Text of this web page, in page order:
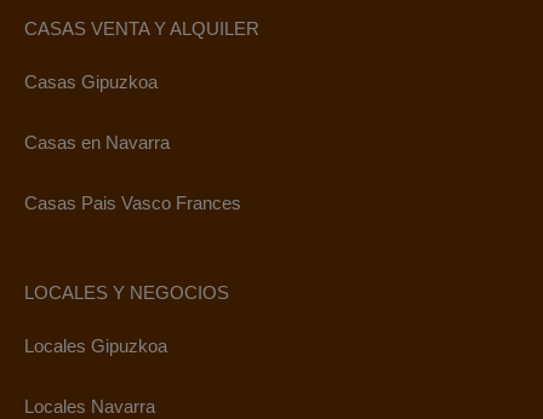
CASAS VENTA Y ALQUILER
Casas Gipuzkoa
Casas en Navarra
Casas Pais Vasco Frances
LOCALES Y NEGOCIOS
Locales Gipuzkoa
Locales Navarra